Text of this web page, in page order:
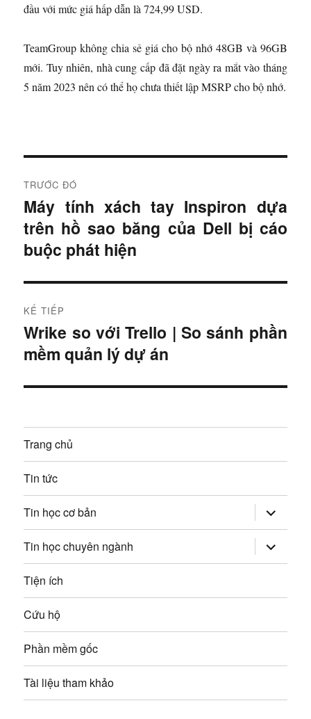
đầu với mức giá hấp dẫn là 724,99 USD.
TeamGroup không chia sẻ giá cho bộ nhớ 48GB và 96GB
mới. Tuy nhiên, nhà cung cấp đã đặt ngày ra mắt vào tháng
5 năm 2023 nên có thể họ chưa thiết lập MSRP cho bộ nhớ.
i
ề
u
h
ư
ớ
b
à
i
v
i
ế
t
TRƯỚC ĐÓ
B
à
i
r
c
:
Máy tính xách tay Inspiron dựa
trên hồ sao băng của Dell bị cáo
buộc phát hiện
KẾ TIẾP
B
à
t
ế
p
Wrike so với Trello | So sánh phần
mềm quản lý dự án
Trang chủ
Tin tức
Tin học cơ bản mở
rộng
trình
đơn
con
Tin học chuyên ngành mở
rộng
trình
Tiện ích
Cứu hộ
Phần mềm gốc
Tài liệu tham khảo